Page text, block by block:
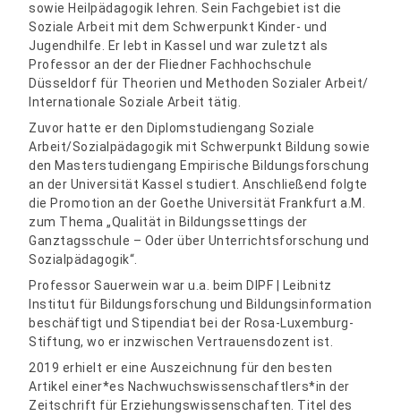
sowie Heilpädagogik lehren. Sein Fachgebiet ist die
Soziale Arbeit mit dem Schwerpunkt Kinder- und
Jugendhilfe. Er lebt in Kassel und war zuletzt als
Professor an der der Fliedner Fachhochschule
Düsseldorf für Theorien und Methoden Sozialer Arbeit/
Internationale Soziale Arbeit tätig.
Zuvor hatte er den Diplomstudiengang Soziale
Arbeit/Sozialpädagogik mit Schwerpunkt Bildung sowie
den Masterstudiengang Empirische Bildungsforschung
an der Universität Kassel studiert. Anschließend folgte
die Promotion an der Goethe Universität Frankfurt a.M.
zum Thema „Qualität in Bildungssettings der
Ganztagsschule – Oder über Unterrichtsforschung und
Sozialpädagogik“.
Professor Sauerwein war u.a. beim DIPF | Leibnitz
Institut für Bildungsforschung und Bildungsinformation
beschäftigt und Stipendiat bei der Rosa-Luxemburg-
Stiftung, wo er inzwischen Vertrauensdozent ist.
2019 erhielt er eine Auszeichnung für den besten
Artikel einer*es Nachwuchswissenschaftlers*in der
Zeitschrift für Erziehungswissenschaften. Titel des